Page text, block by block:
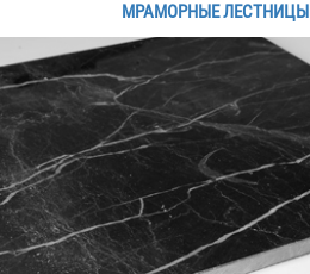
МРАМОРНЫЕ ЛЕСТНИЦЫ